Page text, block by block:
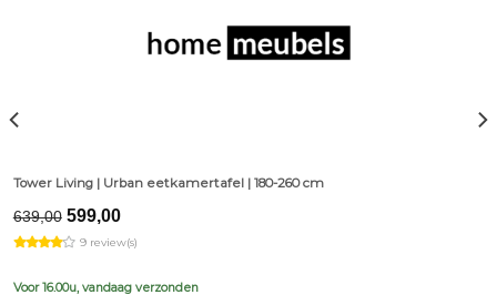
Tower Living | Urban eetkamertafel | 180-260 cm
639,00 Original
price
was:
599,00Current
is:
9 review(s)
Voor 16.00u, vandaag verzonden